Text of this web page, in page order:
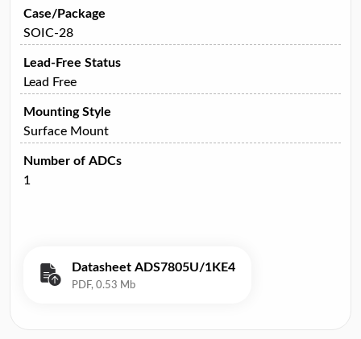
Case/Package
SOIC-28
Lead-Free Status
Lead Free
Mounting Style
Surface Mount
Number of ADCs
1
Datasheet ADS7805U/1KE4